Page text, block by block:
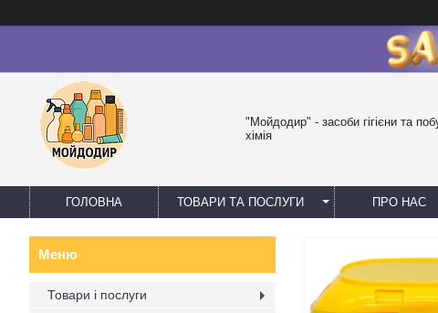
"Мойдодир" - засоби гігієни та
хімія
ГОЛОВНА ТОВАРИ ТА ПОСЛУГИ ПРО НАС
Товари і послуги